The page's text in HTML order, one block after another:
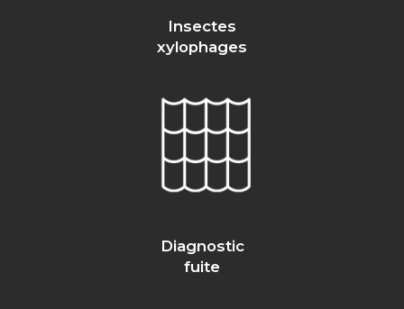
Insectes
xylophages
Diagnostic
fuite